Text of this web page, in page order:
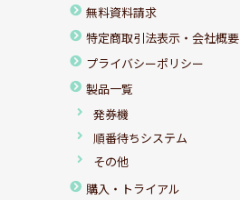
無料資料請求
特定商取引法表示・会社概要
プライバシーポリシー
製品一覧
発券機
順番待ちシステム
その他
購入・トライアル